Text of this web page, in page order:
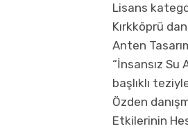
Lisans
Kırkköprü
Anten
“İnsansız Su
başlıklı
Özden
Etkilerinin